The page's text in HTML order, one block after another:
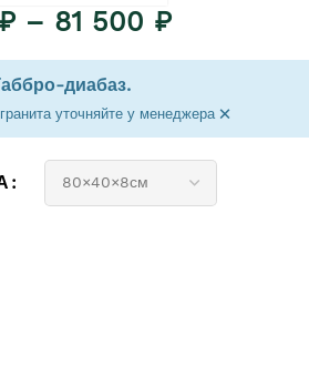
₽ – 81 500 ₽
диабаз.
уточняйте у менеджера ×